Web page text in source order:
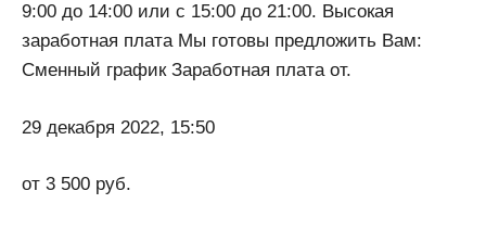
9:00 до 14:00 или с 15:00 до 21:00. Высокая
заработная плата Мы готовы предложить Вам:
Сменный график Заработная плата от.
29 декабря 2022, 15:50
от 3 500 руб.